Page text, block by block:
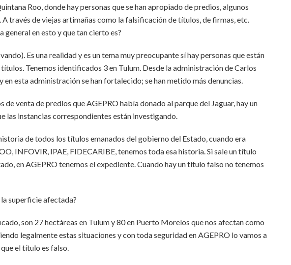
Roo, donde hay personas que se han apropiado de predios, algunos
A través de viejas artimañas como la falsificación de títulos, de firmas, etc.
general en esto y que tan cierto es?
Es una realidad y es un tema muy preocupante sí hay personas que están
Tenemos identificados 3 en Tulum. Desde la administración de Carlos
en esta administración se han fortalecido; se han metido más denuncias.
de venta de predios que AGEPRO había donado al parque del Jaguar, hay un
las instancias correspondientes están investigando.
de todos los títulos emanados del gobierno del Estado, cuando era
INFOVIR, IPAE, FIDECARIBE, tenemos toda esa historia. Si sale un título
en AGEPRO tenemos el expediente. Cuando hay un título falso no tenemos
la superficie afectada?
son 27 hectáreas en Tulum y 80 en Puerto Morelos que nos afectan como
legalmente estas situaciones y con toda seguridad en AGEPRO lo vamos a
el título es falso.